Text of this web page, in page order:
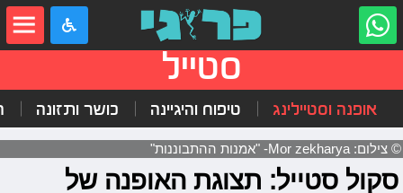
סטייל
אופנה וסטיילינג טיפוח והיגיינה כושר ותזונה
© צילום: Mor zekharya- "אמנות ההתבוננות"
סקול סטייל: תצוגת האופנה של